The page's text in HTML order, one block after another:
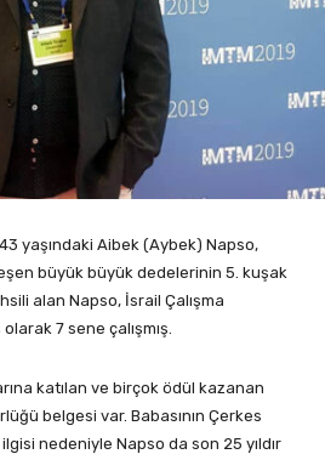
yaşındaki Aibek (Aybek) Napso,
büyük büyük dedelerinin 5. kuşak
alan Napso, İsrail Çalışma
7 sene çalışmış.
katılan ve birçok ödül kazanan
belgesi var. Babasının Çerkes
nedeniyle Napso da son 25 yıldır